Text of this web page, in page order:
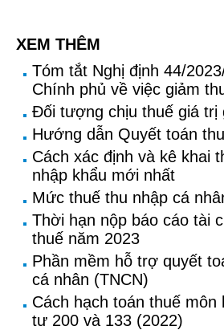
XEM THÊM
Tóm tắt Nghị định 44/
Chính phủ về việc giảm
Đối tượng chịu thuế giá trị
Hướng dẫn Quyết toán
Cách xác định và kê khai
nhập khẩu mới nhất
Mức thuế thu nhập cá
Thời hạn nộp báo cáo tài
thuế năm 2023
Phần mềm hỗ trợ quyết
cá nhân (TNCN)
Cách hạch toán thuế môn
tư 200 và 133 (2022)